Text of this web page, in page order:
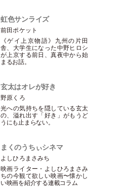
虹色サンライズ
前田ポケット
《ゲイ上京物語》九州の片田
舎、大学生になった中野ヒロシ
が上京する前日、真夜中から始
まるお話。
玄太はオレが好き
野原くろ
光への気持ちを隠している玄太
の、溢れ出す 「好き 」がもうど
うにも止まらない。
まくのうちぃシネマ
よしひろまさみち
映画ライター ・ よしひろまさみ
ちの今観て欲しい映画〜懐かし
い映画を紹介する連載コラム